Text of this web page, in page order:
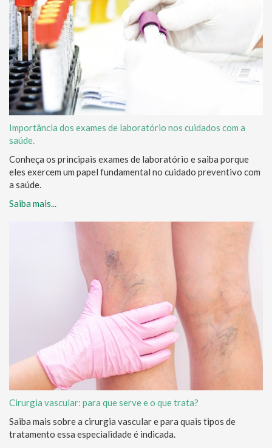
Importância dos exames de laboratório nos cuidados com a
saúde.
Conheça os principais exames de laboratório e saiba porque
eles exercem um papel fundamental no cuidado preventivo com
a saúde.
Saiba mais...
Cirurgia vascular: para que serve e o que trata?
Saiba mais sobre a cirurgia vascular e para quais tipos de
tratamento essa especialidade é indicada.